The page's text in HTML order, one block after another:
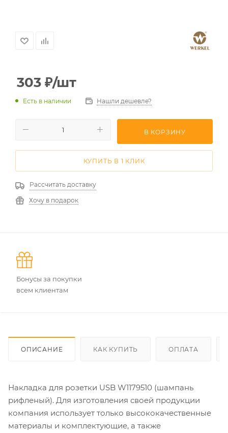
303 ₽/шт
Есть в наличии Нашли дешевле?
В КОРЗИНУ
КУПИТЬ В 1 КЛИК
Рассчитать доставку
Хочу в подарок
Бонусы за покупки
всем клиентам
ОПИСАНИЕ КАК КУПИТЬ ОПЛАТА
Накладка для розетки USB W1179510 (шампань
рифленый). Для изготовления своей продукции
компания использует только высококачественные
материалы и комплектующие, а также